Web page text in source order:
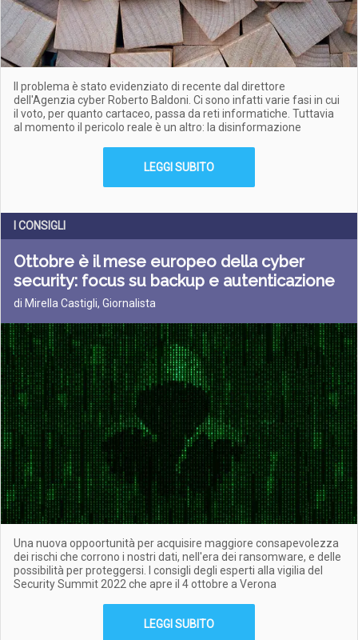
Il problema è stato evidenziato di recente dal direttore
dell'Agenzia cyber Roberto Baldoni. Ci sono infatti varie fasi in cui
il voto, per quanto cartaceo, passa da reti informatiche. Tuttavia
al momento il pericolo reale è un altro: la disinformazione
LEGGI SUBITO
I CONSIGLI
Ottobre è il mese europeo della cyber
security: focus su backup e autenticazione
di Mirella Castigli, Giornalista
Una nuova oppoortunità per acquisire maggiore consapevolezza
dei rischi che corrono i nostri dati, nell'era dei ransomware, e delle
possibilità per proteggersi. I consigli degli esperti alla vigilia del
Security Summit 2022 che apre il 4 ottobre a Verona
LEGGI SUBITO